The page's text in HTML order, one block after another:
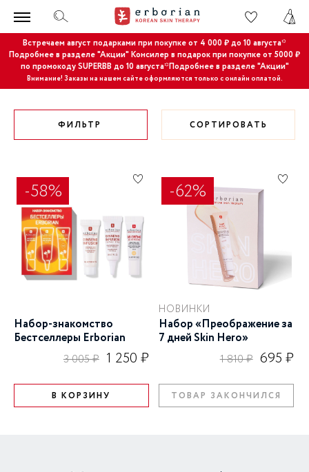
Встречаем август подарками при покупке от 4 000 ₽ до 10 августа*
Подробнее в разделе "Акции"Консилер в подарок при покупке от 5000 ₽
по промокоду SUPERBB до 10 августа*Подробнее в разделе "Акции"
Внимание! Заказы на нашем сайте оформляются только с онлайн оплатой.
ФИЛЬТР СОРТИРОВАТЬ
-58%
Набор-знакомство
Бестселлеры Erborian
3 005 ₽ 1 250 ₽
В КОРЗИНУ
-62%
НОВИНКИ
Набор «Преображение за
7 дней Skin Hero»
1 810 ₽ 695 ₽
ТОВАР ЗАКОНЧИЛСЯ